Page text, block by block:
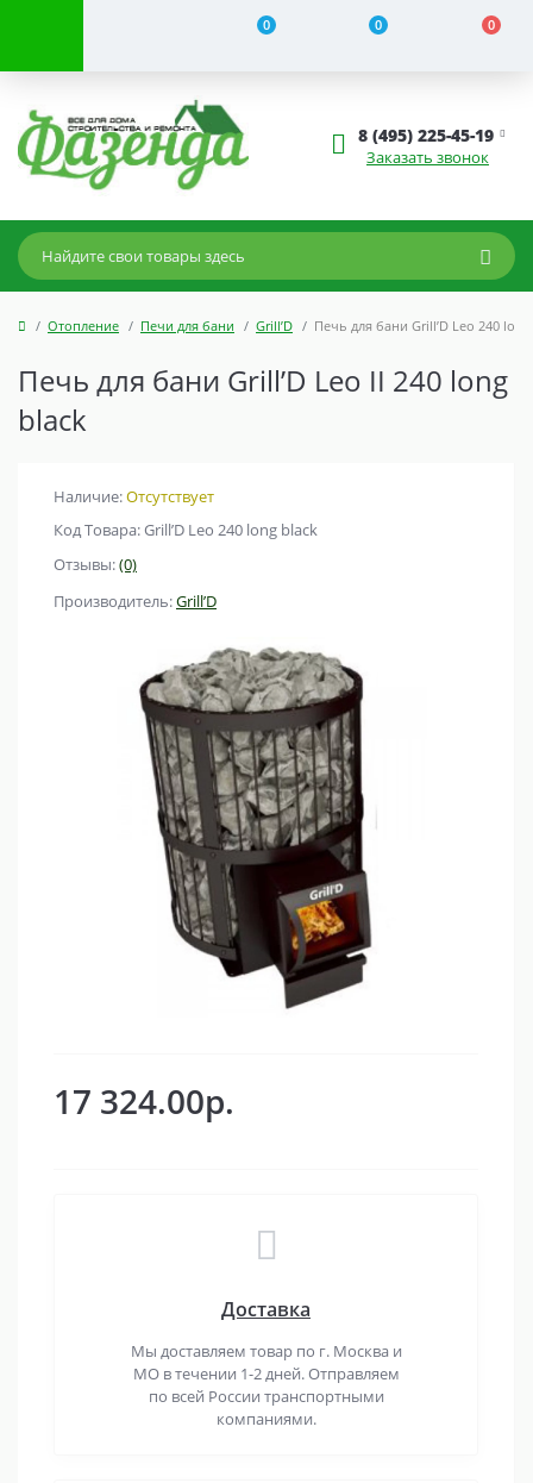
0 0 0
8 (495) 225-45-19
Заказать звонок
Отопление Печи для бани Grill’D Печь для бани Grill’D Leo 240
Печь для бани Grill’D Leo II 240 long
black
Наличие:Отсутствует
Код Товара: Grill’D Leo 240 long black
Отзывы:(0)
Производитель:Grill’D
17 324.00р.
Доставка
Мы доставляем товар по г. Москва и
МО в течении 1-2 дней. Отправляем
по всей России транспортными
компаниями.